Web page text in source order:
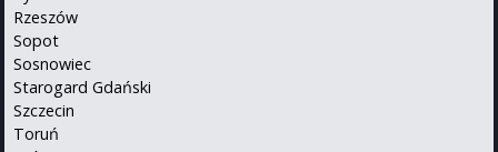
Rzeszów
Sopot
Sosnowiec
Starogard Gdański
Szczecin
Toruń